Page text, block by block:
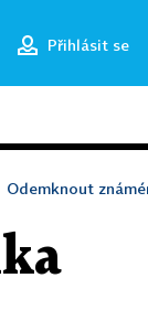
Přihlásit se
Odemknout